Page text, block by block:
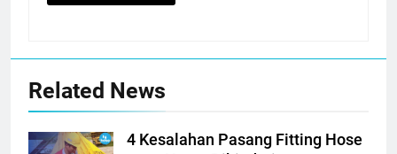
Related News
4 Kesalahan Pasang Fitting Hose